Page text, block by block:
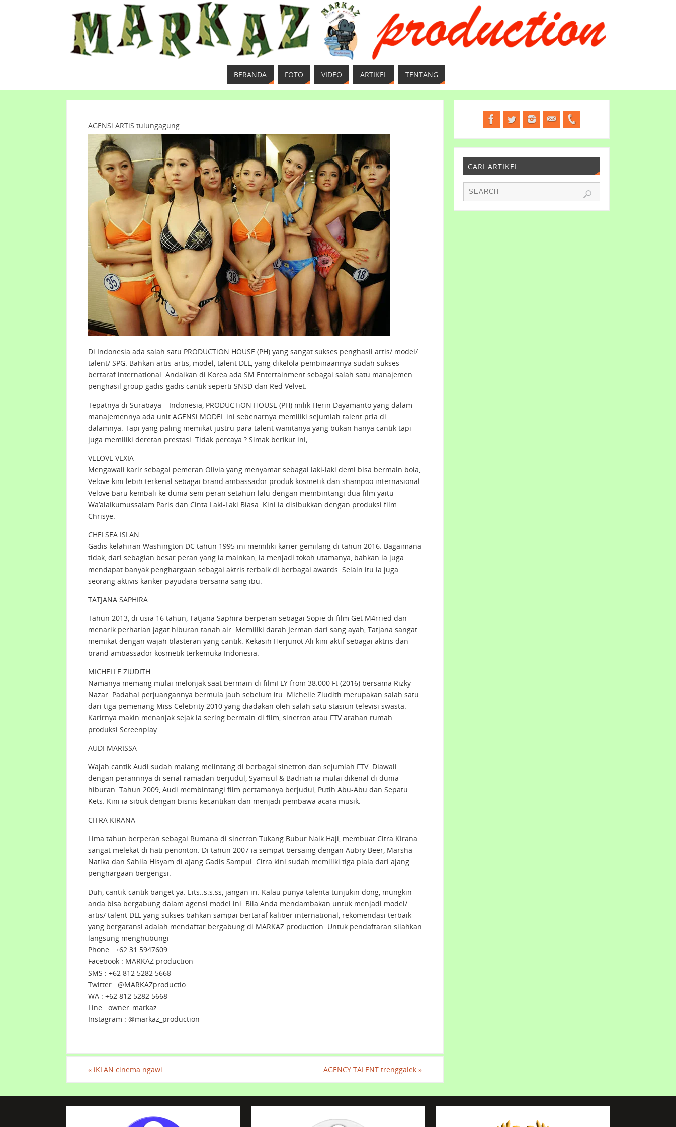
BERANDA FOTO VIDEO ARTIKEL TENTANG
AGENSi ARTiS tulungagung
Di Indonesia ada salah satu PRODUCTiON HOUSE (PH) yang sangat sukses penghasil artis/ model/
talent/ SPG. Bahkan artis-artis, model, talent DLL, yang dikelola pembinaannya sudah sukses
bertaraf international. Andaikan di Korea ada SM Entertainment sebagai salah satu manajemen
penghasil group gadis-gadis cantik seperti SNSD dan Red Velvet.
Tepatnya di Surabaya – Indonesia, PRODUCTiON HOUSE (PH) milik Herin Dayamanto yang dalam
manajemennya ada unit AGENSi MODEL ini sebenarnya memiliki sejumlah talent pria di
dalamnya. Tapi yang paling memikat justru para talent wanitanya yang bukan hanya cantik tapi
juga memiliki deretan prestasi. Tidak percaya ? Simak berikut ini;
VELOVE VEXIA
Mengawali karir sebagai pemeran Olivia yang menyamar sebagai laki-laki demi bisa bermain bola,
Velove kini lebih terkenal sebagai brand ambassador produk kosmetik dan shampoo internasional.
Velove baru kembali ke dunia seni peran setahun lalu dengan membintangi dua film yaitu
Wa’alaikumussalam Paris dan Cinta Laki-Laki Biasa. Kini ia disibukkan dengan produksi film
Chrisye.
CHELSEA ISLAN
Gadis kelahiran Washington DC tahun 1995 ini memiliki karier gemilang di tahun 2016. Bagaimana
tidak, dari sebagian besar peran yang ia mainkan, ia menjadi tokoh utamanya, bahkan ia juga
mendapat banyak penghargaan sebagai aktris terbaik di berbagai awards. Selain itu ia juga
seorang aktivis kanker payudara bersama sang ibu.
TATJANA SAPHIRA
Tahun 2013, di usia 16 tahun, Tatjana Saphira berperan sebagai Sopie di film Get M4rried dan
menarik perhatian jagat hiburan tanah air. Memiliki darah Jerman dari sang ayah, Tatjana sangat
memikat dengan wajah blasteran yang cantik. Kekasih Herjunot Ali kini aktif sebagai aktris dan
brand ambassador kosmetik terkemuka Indonesia.
MICHELLE ZIUDITH
Namanya memang mulai melonjak saat bermain di filmI LY from 38.000 Ft (2016) bersama Rizky
Nazar. Padahal perjuangannya bermula jauh sebelum itu. Michelle Ziudith merupakan salah satu
dari tiga pemenang Miss Celebrity 2010 yang diadakan oleh salah satu stasiun televisi swasta.
Karirnya makin menanjak sejak ia sering bermain di film, sinetron atau FTV arahan rumah
produksi Screenplay.
AUDI MARISSA
Wajah cantik Audi sudah malang melintang di berbagai sinetron dan sejumlah FTV. Diawali
dengan perannnya di serial ramadan berjudul, Syamsul & Badriah ia mulai dikenal di dunia
hiburan. Tahun 2009, Audi membintangi film pertamanya berjudul, Putih Abu-Abu dan Sepatu
Kets. Kini ia sibuk dengan bisnis kecantikan dan menjadi pembawa acara musik.
CITRA KIRANA
Lima tahun berperan sebagai Rumana di sinetron Tukang Bubur Naik Haji, membuat Citra Kirana
sangat melekat di hati penonton. Di tahun 2007 ia sempat bersaing dengan Aubry Beer, Marsha
Natika dan Sahila Hisyam di ajang Gadis Sampul. Citra kini sudah memiliki tiga piala dari ajang
penghargaan bergengsi.
Duh, cantik-cantik banget ya. Eits..s.s.ss, jangan iri. Kalau punya talenta tunjukin dong, mungkin
anda bisa bergabung dalam agensi model ini. Bila Anda mendambakan untuk menjadi model/
artis/ talent DLL yang sukses bahkan sampai bertaraf kaliber international, rekomendasi terbaik
yang bergaransi adalah mendaftar bergabung di MARKAZ production. Untuk pendaftaran silahkan
langsung menghubungi
Phone : +62 31 5947609
Facebook : MARKAZ production
SMS : +62 812 5282 5668
Twitter : @MARKAZproductio
WA : +62 812 5282 5668
Line : owner_markaz
Instagram : @markaz_production
« iKLAN cinema ngawi AGENCY TALENT trenggalek »
CARI ARTIKEL